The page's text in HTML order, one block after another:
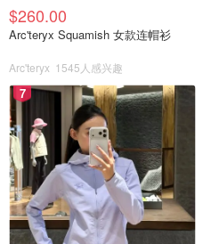
$260.00
Arc'teryx Squamish 女款连帽衫
Arc'teryx 1545人感兴趣
7